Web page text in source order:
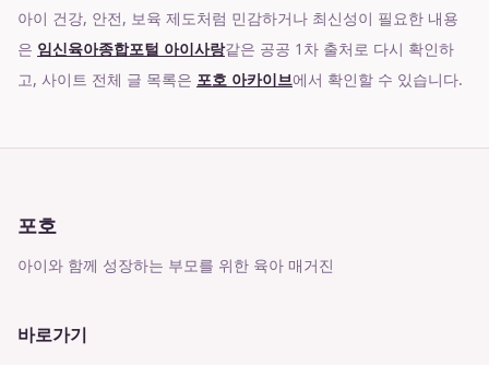
아이 건강, 안전, 보육 제도처럼 민감하거나 최신성이 필요한 내용
은 임신육아종합포털 아이사랑같은 공공 1차 출처로 다시 확인하
고, 사이트 전체 글 목록은 포호 아카이브에서 확인할 수 있습니다.
포호
아이와 함께 성장하는 부모를 위한 육아 매거진
바로가기